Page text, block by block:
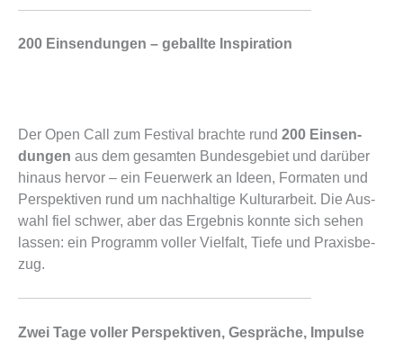
200 Einsendungen – geballte Inspiration
Der Open Call zum Fes­ti­val brach­te rund 200 Ein­sen­
dun­gen aus dem gesam­ten Bun­des­ge­biet und dar­über
hin­aus her­vor – ein Feu­er­werk an Ideen, For­ma­ten und
Per­spek­ti­ven rund um nach­hal­ti­ge Kul­tur­ar­beit. Die Aus­
wahl fiel schwer, aber das Ergeb­nis konn­te sich sehen
las­sen: ein Pro­gramm vol­ler Viel­falt, Tie­fe und Pra­xis­be­
zug.
Zwei Tage voller Perspektiven, Gespräche, Impulse